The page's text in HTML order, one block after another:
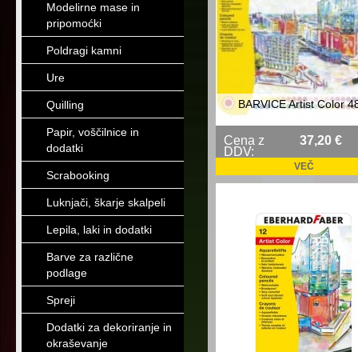
Modelirne mase in
pripomoćki
Poldragi kamni
Ure
Quilling
Papir, voščilnice in
dodatki
Scrabooking
Luknjači, škarje skalpeli
Lepila, laki in dodatki
Barve za različne
podlage
Spreji
Dodatki za dekoriranje in
okraševanje
BARVICE Artist Color
Cena z
DDV:
37,20 €
VEČ